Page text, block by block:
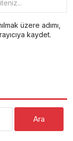
üzere adımı,
kaydet.